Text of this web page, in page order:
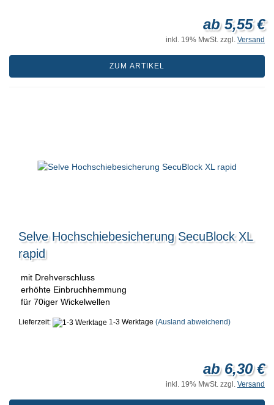
ab 5,55 €
inkl. 19% MwSt. zzgl. Versand
ZUM ARTIKEL
Selve Hochschiebesicherung SecuBlock XL
rapid
mit Drehverschluss
erhöhte Einbruchhemmung
für 70iger Wickelwellen
Lieferzeit: 1-3 Werktage (Ausland abweichend)
ab 6,30 €
inkl. 19% MwSt. zzgl. Versand